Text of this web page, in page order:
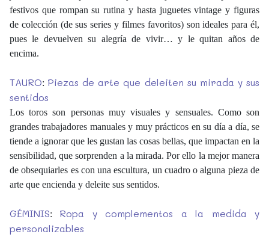
festivos que rompan su rutina y hasta juguetes vintage y figuras
de colección (de sus series y filmes favoritos) son ideales para él,
pues le devuelven su alegría de vivir… y le quitan años de
encima.
TAURO: Piezas de arte que deleiten su mirada y sus
sentidos
Los toros son personas muy visuales y sensuales. Como son
grandes trabajadores manuales y muy prácticos en su día a día, se
tiende a ignorar que les gustan las cosas bellas, que impactan en la
sensibilidad, que sorprenden a la mirada. Por ello la mejor manera
de obsequiarles es con una escultura, un cuadro o alguna pieza de
arte que encienda y deleite sus sentidos.
GÉMINIS: Ropa y complementos a la medida y
personalizables